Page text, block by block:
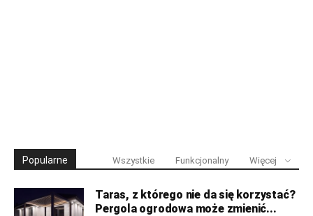
Popularne Wszystkie Funkcjonalny Więcej
Taras, z którego nie da się korzystać?
Pergola ogrodowa może zmienić...